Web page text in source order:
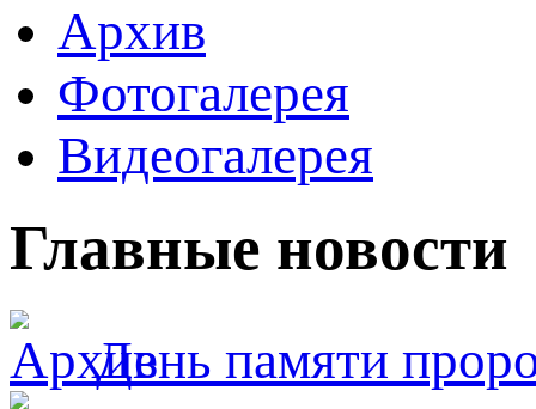
Архив
Фотогалерея
Видеогалерея
Главные новости
День памяти